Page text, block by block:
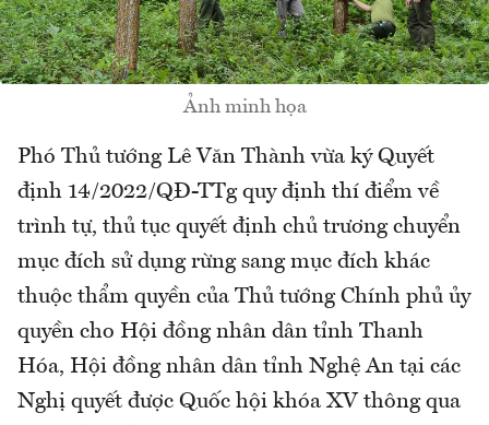
Ảnh minh họa
Phó Thủ tướng Lê Văn Thành vừa ký Quyết
định 14/2022/QĐ-TTg quy định thí điểm về
trình tự, thủ tục quyết định chủ trương chuyển
mục đích sử dụng rừng sang mục đích khác
thuộc thẩm quyền của Thủ tướng Chính phủ ủy
quyền cho Hội đồng nhân dân tỉnh Thanh
Hóa, Hội đồng nhân dân tỉnh Nghệ An tại các
Nghị quyết được Quốc hội khóa XV thông qua